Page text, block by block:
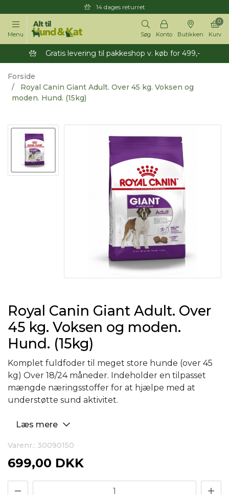
14 dages returret
Menu Søg Konto Butikken Kurv
0
Gratis levering til pakkeshop v. køb for 499,-
Forside
Royal Canin Giant Adult. Over 45 kg. Voksen og
moden. Hund. (15kg)
Royal Canin Giant Adult. Over
45 kg. Voksen og moden.
Hund. (15kg)
Komplet fuldfoder til meget store hunde (over 45
kg) Over 18/24 måneder. Indeholder en tilpasset
mængde næringsstoffer for at hjælpe med at
understøtte sund aktivitet.
Læs mere
Varenr.: 30090150
699,00 DKK